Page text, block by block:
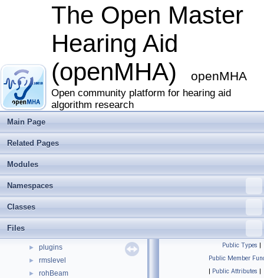
The Open Master
Hearing Aid
(openMHA)
openMHA
Open community platform for hearing aid
algorithm research
Main Page
Related Pages
Modules
Namespaces
Classes
Files
MHAIOJackdb
MHAMultiSrc
► MHAOvlFilter
► MHAParser
► MHAPlugin
► MHAPlugin_Resampling
►
► MHASignal
► MHASndFile
► MHATableLookup
►
► multibandcompressor
► noise_psd_estimator
►
► plugins
► rmslevel
► rohBeam
Public Types |
Public Member
| Public Attributes |